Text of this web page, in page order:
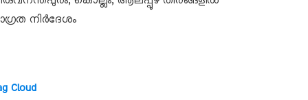
നിർദേശം
Cloud